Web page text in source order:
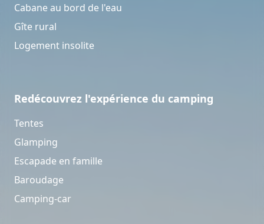
Cabane au bord de l'eau
Gîte rural
Logement insolite
Redécouvrez l'expérience du camping
Tentes
Glamping
Escapade en famille
Baroudage
Camping-car